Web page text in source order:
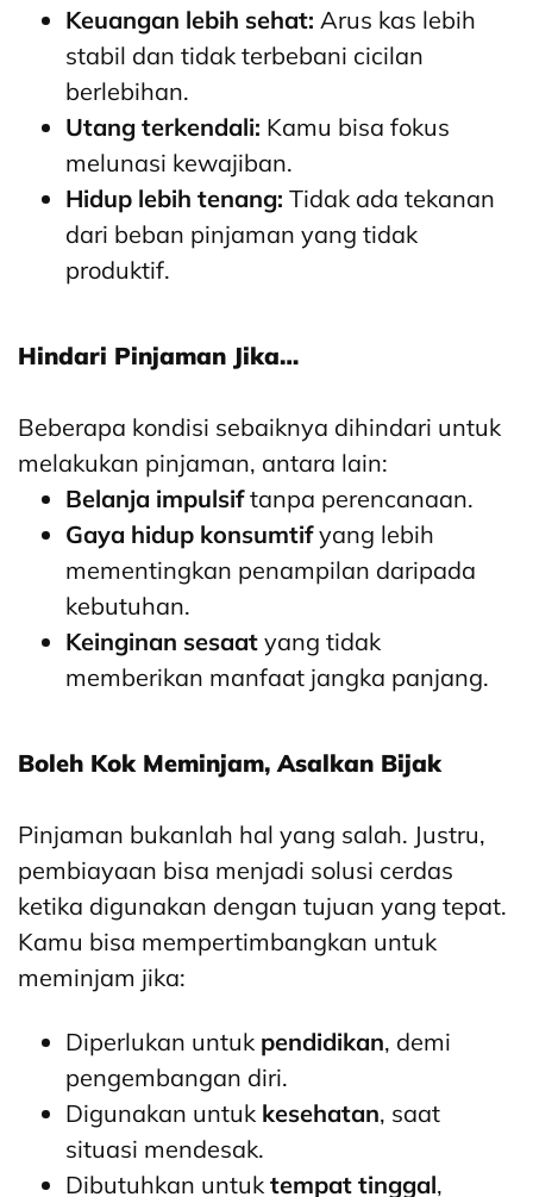
Keuangan lebih sehat: Arus kas lebih
stabil dan tidak terbebani cicilan
berlebihan.
Utang terkendali: Kamu bisa fokus
melunasi kewajiban.
Hidup lebih tenang: Tidak ada tekanan
dari beban pinjaman yang tidak
produktif.
Hindari Pinjaman Jika…
Beberapa kondisi sebaiknya dihindari untuk
melakukan pinjaman, antara lain:
Belanja impulsiftanpa perencanaan.
Gaya hidup konsumtifyang lebih
mementingkan penampilan daripada
kebutuhan.
Keinginan sesaat yang tidak
memberikan manfaat jangka panjang.
Boleh Kok Meminjam, Asalkan Bijak
Pinjaman bukanlah hal yang salah. Justru,
pembiayaan bisa menjadi solusi cerdas
ketika digunakan dengan tujuan yang tepat.
Kamu bisa mempertimbangkan untuk
meminjam jika:
Diperlukan untuk pendidikan, demi
pengembangan diri.
Digunakan untuk kesehatan, saat
situasi mendesak.
Dibutuhkan untuk tempat tinggal,